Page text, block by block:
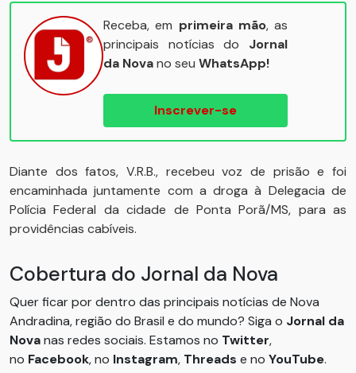
Receba, em primeira mão, as
principais notícias do Jornal
da Novano seu WhatsApp!
Inscrever-se
Diante dos fatos, V.R.B., recebeu voz de prisão e foi
encaminhada juntamente com a droga à Delegacia de
Polícia Federal da cidade de Ponta Porã/MS, para as
providências cabíveis.
Cobertura do Jornal da Nova
Quer ficar por dentro das principais notícias de Nova
Andradina, região do Brasil e do mundo? Siga o Jornal da
Novanas redes sociais. Estamos no Twitter,
no Facebook, no Instagram, Threads e no YouTube.